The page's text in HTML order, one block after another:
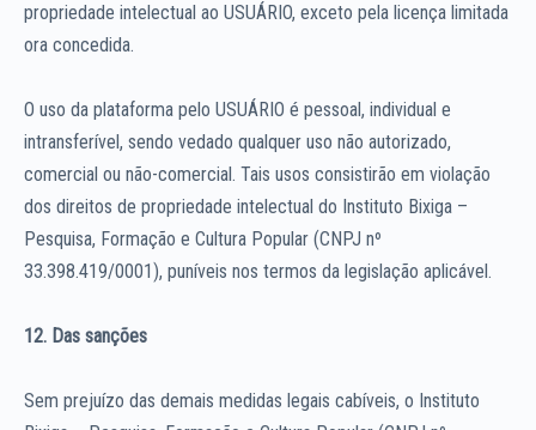
propriedade intelectual ao USUÁRIO, exceto pela licença limitada
ora concedida.
O uso da plataforma pelo USUÁRIO é pessoal, individual e
intransferível, sendo vedado qualquer uso não autorizado,
comercial ou não-comercial. Tais usos consistirão em violação
dos direitos de propriedade intelectual do Instituto Bixiga –
Pesquisa, Formação e Cultura Popular (CNPJ nº
33.398.419/0001), puníveis nos termos da legislação aplicável.
12. Das sanções
Sem prejuízo das demais medidas legais cabíveis, o Instituto